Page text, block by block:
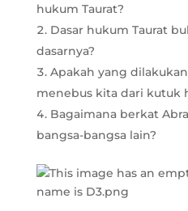
hukum Taurat?
Dasar hukum Taurat
dasarnya?
Apakah yang
menebus kita dari kutuk
Bagaimana berkat
bangsa-bangsa lain?